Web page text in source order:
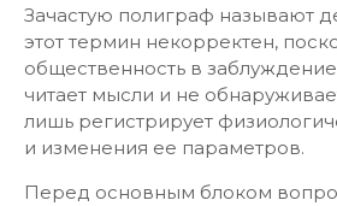
Зачастую полиграф называют
этот термин некорректен,
общественность в
читает мысли и не
лишь регистрирует
и изменения ее параметров.
Перед основным блоком